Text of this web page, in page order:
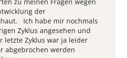
der
Ich habe mir nochmals
Zyklus angesehen und
letzte Zyklus war ja leider
abgebrochen werden